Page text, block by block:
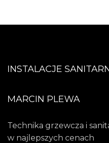
INSTALACJE
MARCIN PLEWA
Technika grzewcza i
w najlepszych cenach